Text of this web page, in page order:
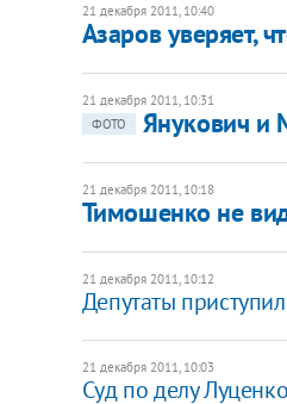
21 декабря 2011, 10:40
Азаров уверяет,
21 декабря 2011, 10:31
ФОТО
Янукович и
21 декабря 2011, 10:18
​Тимошенко не
21 декабря 2011, 10:12
​Депутаты
21 декабря 2011, 10:03
​Суд по делу